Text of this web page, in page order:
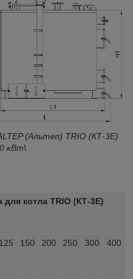
(Альтеп) TRIO (КТ-3Е)
кВт\
для котла TRIO (КТ-3Е)
125 150 200 250 300 400